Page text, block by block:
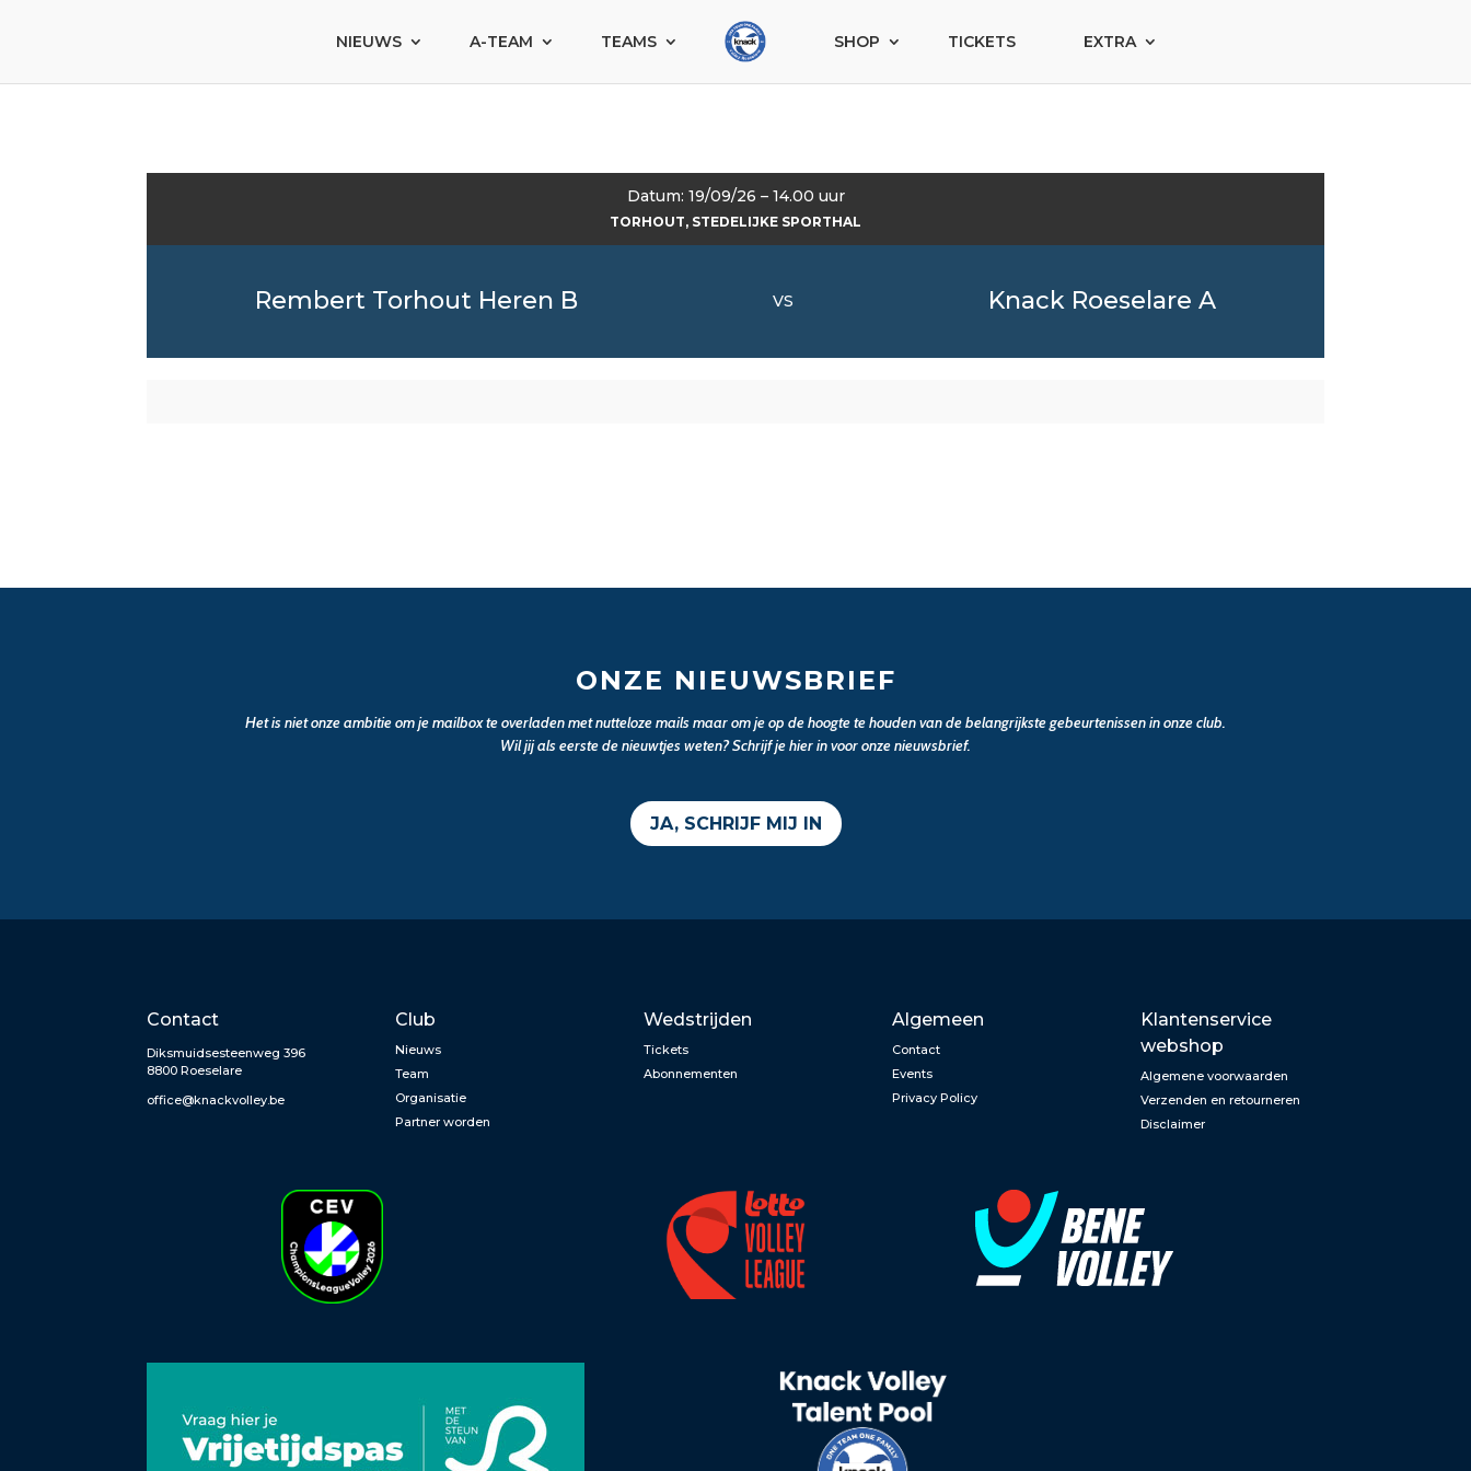
NIEUWS A-TEAM TEAMS SHOP TICKETS EXTRA
Datum: 19/09/26 – 14.00 uur
TORHOUT, STEDELIJKE SPORTHAL
Rembert Torhout Heren B VS Knack Roeselare A
ONZE NIEUWSBRIEF
Het is niet onze ambitie om je mailbox te overladen met nutteloze mails maar om je op de hoogte te houden van de belangrijkste gebeurtenissen in onze club.
Wil jij als eerste de nieuwtjes weten? Schrijf je hier in voor onze nieuwsbrief.
JA, SCHRIJF MIJ IN
Contact
Diksmuidsesteenweg 396
8800 Roeselare
office@knackvolley.be
Club
Nieuws
Team
Organisatie
Partner worden
Wedstrijden
Tickets
Abonnementen
Algemeen
Contact
Events
Privacy Policy
Klantenservice
webshop
Algemene voorwaarden
Verzenden en retourneren
Disclaimer